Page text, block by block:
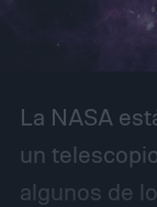
La NASA
un
algunos de